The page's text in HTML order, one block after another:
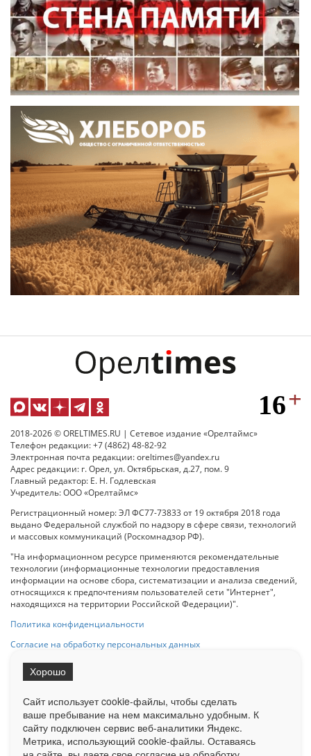
2018-2026 © ORELTIMES.RU | Сетевое издание «Орелтаймс»
Телефон редакции: +7 (4862) 48-82-92
Электронная почта редакции: oreltimes@yandex.ru
Адрес редакции: г. Орел, ул. Октябрьская, д.27, пом. 9
Главный редактор: Е. Н. Годлевская
Учредитель: ООО «Орелтаймс»
Регистрационный номер: ЭЛ ФС77-73833 от 19 октября 2018 года
выдано Федеральной службой по надзору в сфере связи, технологий
и массовых коммуникаций (Роскомнадзор РФ).
"На информационном ресурсе применяются рекомендательные
технологии (информационные технологии предоставления
информации на основе сбора, систематизации и анализа сведений,
относящихся к предпочтениям пользователей сети "Интернет",
находящихся на территории Российской Федерации)".
Политика конфиденциальности
Согласие на обработку персональных данных
При использовании любого материала с данного сайта гипер-ссылка
на Сетевое издание «ОрелТаймс» обязательна.
Ограниченная статистика посещаемости доступна на сайте
Liveinternet.ru . Подробная статистика для рекламодателей по запросу
у менеджера.
Сайт использует cookie-файлы, чтобы сделать
ваше пребывание на нем максимально удобным. К
cайту подключен сервис веб-аналитики Яндекс.
Метрика, использующий cookie-файлы. Оставаясь
Хорошо